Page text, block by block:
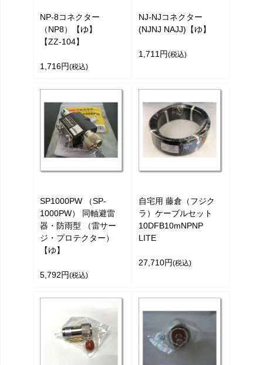
NP-8コネクター
（NP8）【ゆ】
【ZZ-104】
1,716円(税込)
NJ-NJコネクター
(NJNJ NAJJ)【ゆ】
1,711円(税込)
SP1000PW （SP-
1000PW） 同軸避雷
器・防雨型 （雷サー
ジ・プロテクター）
【ゆ】
5,792円(税込)
自宅用 藤倉（フジク
ラ）ケーブルセット
10DFB10mNPNP
LITE
27,710円(税込)